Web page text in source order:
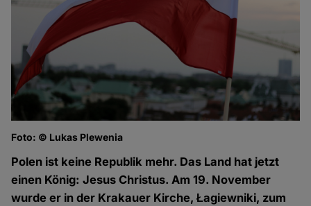
Foto: © Lukas Plewenia
Polen ist keine Republik mehr. Das Land hat jetzt
einen König: Jesus Christus. Am 19. November
wurde er in der Krakauer Kirche, Łagiewniki, zum